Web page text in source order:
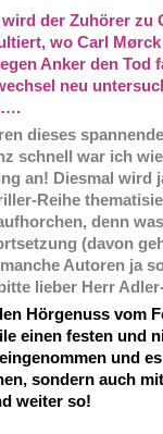
der Zuhörer zu
wo Carl
Anker den Tod
neu
dieses
schnell war ich
an! Diesmal wird
Reihe
denn
(davon
Autoren ja
lieber Herr
Hörgenuss vom
einen festen und
und
sondern auch
weiter so!